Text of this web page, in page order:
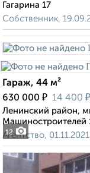
Гагарина 17
Собственник,
12
Гараж, 44 м²
630 000 ₽ 14 400 ₽
Ленинский район,
Машиностроителей
Агентство, 01.11.2021